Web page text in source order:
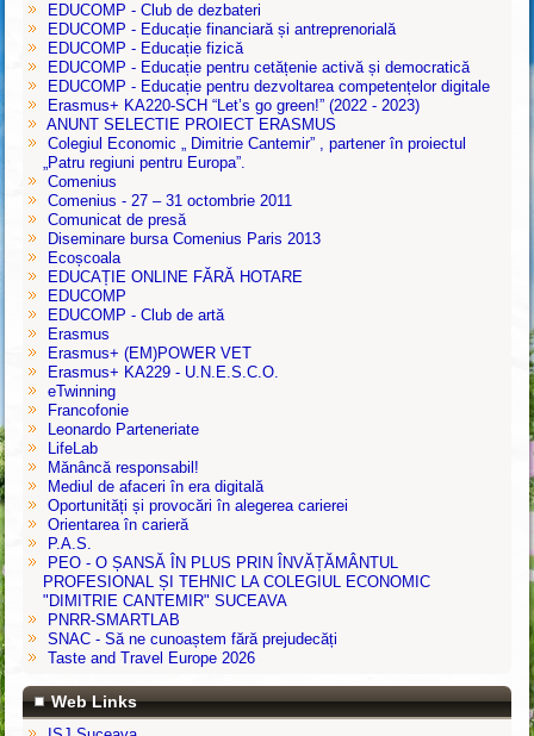
EDUCOMP - Club de dezbateri
EDUCOMP - Educație financiară și antreprenorială
EDUCOMP - Educație fizică
EDUCOMP - Educație pentru cetățenie activă și democratică
EDUCOMP - Educație pentru dezvoltarea competențelor digitale
Erasmus+ KA220-SCH “Let’s go green!” (2022 - 2023)
ANUNT SELECTIE PROIECT ERASMUS
Colegiul Economic „ Dimitrie Cantemir” , partener în proiectul
„Patru regiuni pentru Europa”.
Comenius
Comenius - 27 – 31 octombrie 2011
Comunicat de presă
Diseminare bursa Comenius Paris 2013
Ecoșcoala
EDUCAȚIE ONLINE FĂRĂ HOTARE
EDUCOMP
EDUCOMP - Club de artă
Erasmus
Erasmus+ (EM)POWER VET
Erasmus+ KA229 - U.N.E.S.C.O.
eTwinning
Francofonie
Leonardo Parteneriate
LifeLab
Mănâncă responsabil!
Mediul de afaceri în era digitală
Oportunități și provocări în alegerea carierei
Orientarea în carieră
P.A.S.
PEO - O ȘANSĂ ÎN PLUS PRIN ÎNVĂȚĂMÂNTUL
PROFESIONAL ȘI TEHNIC LA COLEGIUL ECONOMIC
"DIMITRIE CANTEMIR" SUCEAVA
PNRR-SMARTLAB
SNAC - Să ne cunoaștem fără prejudecăți
Taste and Travel Europe 2026
Web Links